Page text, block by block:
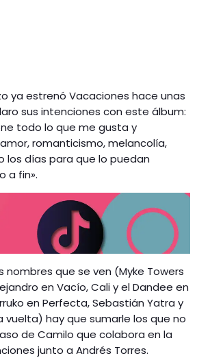
ya estrenó Vacaciones hace unas
sus intenciones con este álbum:
todo lo que me gusta y
romanticismo, melancolía,
los días para que lo puedan
a fin».
que se ven (Myke Towers
en Vacío, Cali y el Dandee en
en Perfecta, Sebastián Yatra y
vuelta) hay que sumarle los que no
de Camilo que colabora en la
junto a Andrés Torres.